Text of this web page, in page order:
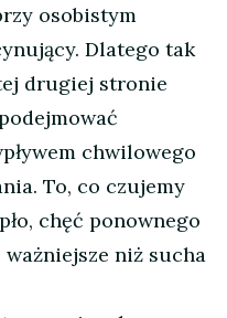
osobistym
Dlatego tak
drugiej stronie
chwilowego
To, co czujemy
chęć ponownego
niż sucha